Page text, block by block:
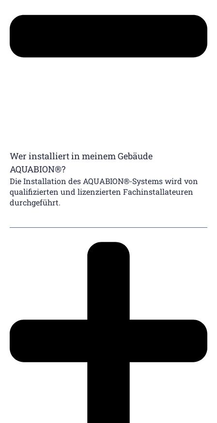
Wer installiert in meinem Gebäude
AQUABION®?
Die Installation des AQUABION®-Systems wird von
qualifizierten und lizenzierten Fachinstallateuren
durchgeführt.